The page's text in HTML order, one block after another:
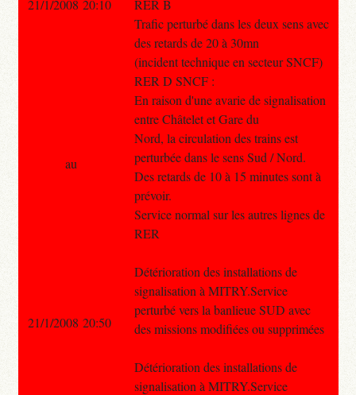
21/1/2008 20:10
RER B
Trafic perturbé dans les deux sens avec
des retards de 20 à 30mn
(incident technique en secteur SNCF)
RER D SNCF :
En raison d'une avarie de signalisation
entre Châtelet et Gare du
Nord, la circulation des trains est
perturbée dans le sens Sud / Nord.
Des retards de 10 à 15 minutes sont à
prévoir.
Service normal sur les autres lignes de
RER
Détérioration des installations de
signalisation à MITRY.Service
perturbé vers la banlieue SUD avec
des missions modifiées ou supprimées
Détérioration des installations de
signalisation à MITRY.Service
au
21/1/2008 20:50